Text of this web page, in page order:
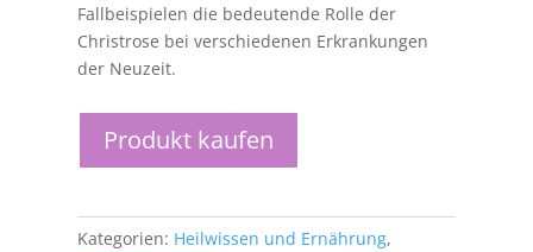
Fallbeispielen die bedeutende Rolle der
Christrose bei verschiedenen Erkrankungen
der Neuzeit.
Produkt kaufen
Kategorien: Heilwissen und Ernährung,